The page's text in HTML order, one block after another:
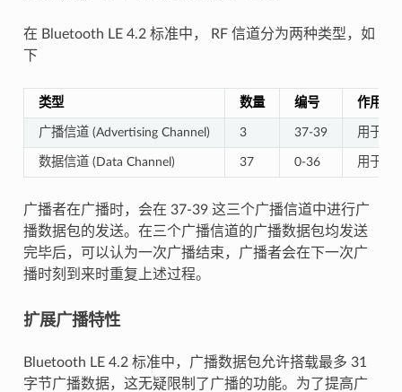
在 Bluetooth LE 4.2 标准中， RF 信道分为两种类型，如
下
类型 数量 编号 作用
广播信道 (Advertising Channel) 3 37-39 用于发
数据信道 (Data Channel) 37 0-36 用于发
广播者在广播时，会在 37-39 这三个广播信道中进行广
播数据包的发送。在三个广播信道的广播数据包均发送
完毕后，可以认为一次广播结束，广播者会在下一次广
播时刻到来时重复上述过程。
扩展广播特性
Bluetooth LE 4.2 标准中，广播数据包允许搭载最多 31
字节广播数据，这无疑限制了广播的功能。为了提高广